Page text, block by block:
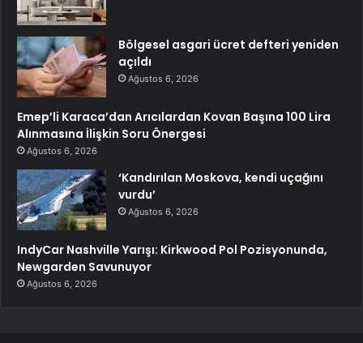
Bölgesel asgari ücret defteri yeniden
açıldı
Ağustos 6, 2026
Emep’li Karaca’dan Arıcılardan Kovan Başına 100 Lira
Alınmasına İlişkin Soru Önergesi
Ağustos 6, 2026
‘Kandırılan Moskova, kendi uçağını
vurdu’
Ağustos 6, 2026
IndyCar Nashville Yarışı: Kirkwood Pol Pozisyonunda,
Newgarden Savunuyor
Ağustos 6, 2026